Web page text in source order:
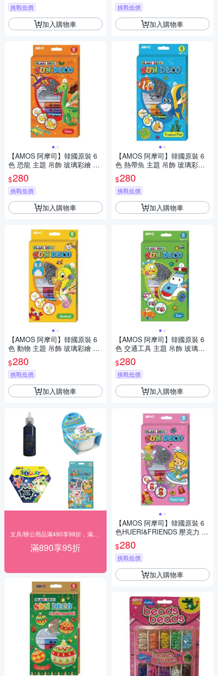
挑戰低價
加入購物車
【AMOS 阿摩司】韓國原裝 6
色 恐龍 主題 吊飾 玻璃彩繪 膠
/ 組 SD10P6-D
$280
挑戰低價
加入購物車
【AMOS 阿摩司】韓國原裝 6
色 動物 主題 吊飾 玻璃彩繪 膠
/ 組 SD10P6-A
$280
挑戰低價
加入購物車
滿890享95折
挑戰低價
加入購物車
【AMOS 阿摩司】韓國原裝 6
色 熱帶魚 主題 吊飾 玻璃彩繪
膠 / 組 SD10P6-T
$280
挑戰低價
加入購物車
【AMOS 阿摩司】韓國原裝 6
色 交通工具 主題 吊飾 玻璃彩
繪 膠 / 組 SD10P6-C
$280
挑戰低價
加入購物車
【AMOS 阿摩司】韓國原裝 6
色HUERI&FRIENDS 壓克力 模
型板 DIY 玻璃彩繪 組/ 組 SD10
P6-H
$280
挑戰低價
加入購物車